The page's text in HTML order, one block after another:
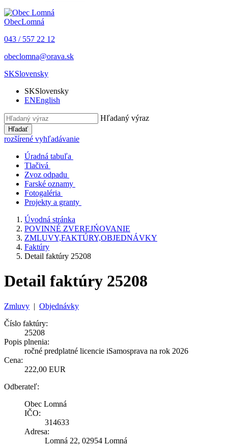
ObecLomná
043 / 557 22 12
obeclomna@orava.sk
SKSlovensky
SKSlovensky
ENEnglish
Hľadaný výraz
Hľadať
rozšírené vyhľadávanie
Úradná tabuľa
Tlačivá
Zvoz odpadu
Farské oznamy
Fotogaléria
Projekty a granty
Úvodná stránka
POVINNÉ ZVEREJŃOVANIE
ZMLUVY,FAKTÚRY,OBJEDNÁVKY
Faktúry
Detail faktúry 25208
Detail faktúry 25208
Zmluvy | Objednávky
Číslo faktúry:
25208
Popis plnenia:
ročné predplatné licencie iSamosprava na rok 2026
Cena:
222,00 EUR
Odberateľ:
Obec Lomná
IČO:
314633
Adresa:
Lomná 22, 02954 Lomná